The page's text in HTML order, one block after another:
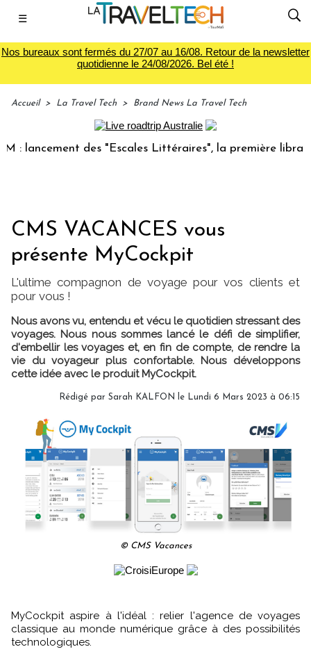
☰
Nos bureaux sont fermés du 27/07 au 16/08. Retour de la newsletter
quotidienne le 24/08/2026. Bel été !
Accueil > La Travel Tech > Brand News La Travel Tech
des "Escales Littéraires", la première librairie du
CMS VACANCES vous
présente MyCockpit
L'ultime compagnon de voyage pour vos clients et
pour vous !
Nous avons vu, entendu et vécu le quotidien stressant des
voyages. Nous nous sommes lancé le défi de simplifier,
d'embellir les voyages et, en fin de compte, de rendre la
vie du voyageur plus confortable. Nous développons
cette idée avec le produit MyCockpit.
Rédigé par Sarah KALFON le Lundi 6 Mars 2023 à 06:15
© CMS Vacances
MyCockpit aspire à l'idéal : relier l'agence de voyages
classique au monde numérique grâce à des possibilités
technologiques.